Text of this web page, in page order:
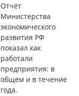
Отчёт
Министерства
экономического
развития РФ
показал как
работали
предприятия: в
общем и в течение
года.